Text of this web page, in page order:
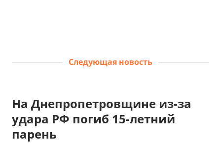
Следующая новость
На Днепропетровщине из-за
удара РФ погиб 15-летний
парень